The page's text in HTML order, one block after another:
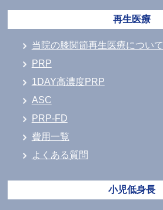
再生医療
当院の膝関節再生医療について
PRP
1DAY高濃度PRP
ASC
PRP-FD
費用一覧
よくある質問
小児低身長